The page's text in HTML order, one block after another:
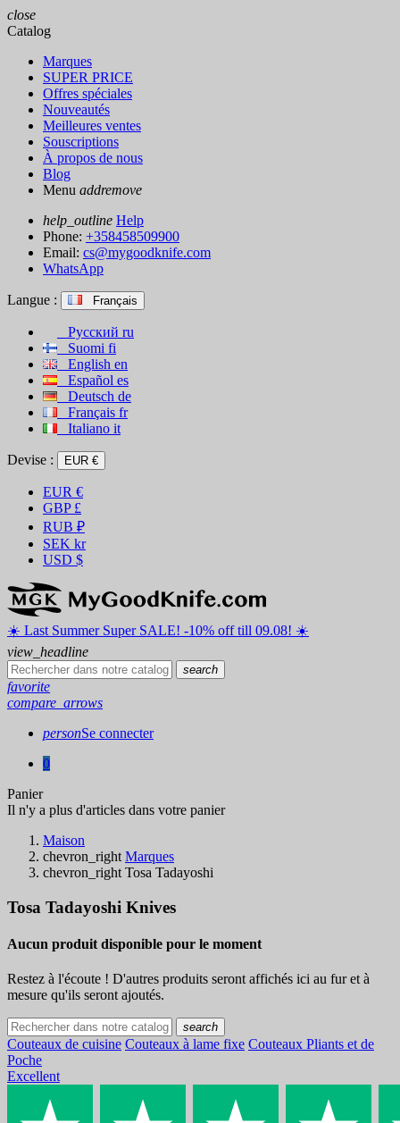
close
Catalog
Marques
SUPER PRICE
Offres spéciales
Nouveautés
Meilleures ventes
Souscriptions
À propos de nous
Blog
Menu addremove
help_outline Help
Phone: +358458509900
Email: cs@mygoodknife.com
WhatsApp
Langue : Français
Русский ru
Suomi fi
English en
Español es
Deutsch de
Français fr
Italiano it
Devise : EUR €
EUR €
GBP £
RUB ₽
SEK kr
USD $
☀️ ️Last Summer Super SALE! -10% off till 09.08! ☀️
view_headline
search
favorite
compare_arrows
personSe connecter
0
Panier
Il n'y a plus d'articles dans votre panier
Maison
chevron_right Marques
chevron_right Tosa Tadayoshi
Tosa Tadayoshi Knives
Aucun produit disponible pour le moment
Restez à l'écoute ! D'autres produits seront affichés ici au fur et à
mesure qu'ils seront ajoutés.
search
Couteaux de cuisine Couteaux à lame fixe Couteaux Pliants et de
Poche
Excellent